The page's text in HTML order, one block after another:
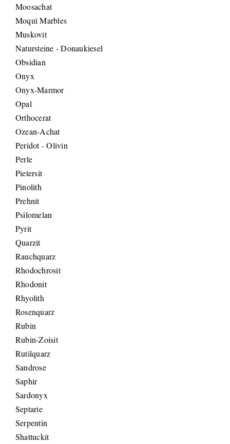
Moosachat
Moqui Marbles
Muskovit
Natursteine - Donaukiesel
Obsidian
Onyx
Onyx-Marmor
Opal
Orthocerat
Ozean-Achat
Peridot - Olivin
Perle
Pietersit
Pinolith
Prehnit
Psilomelan
Pyrit
Quarzit
Rauchquarz
Rhodochrosit
Rhodonit
Rhyolith
Rosenquarz
Rubin
Rubin-Zoisit
Rutilquarz
Sandrose
Saphir
Sardonyx
Septarie
Serpentin
Shattuckit